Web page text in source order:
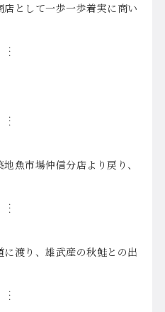
として一歩一歩着実に商い
魚市場仲信分店より戻り、
渡り、雄武産の秋鮭との出